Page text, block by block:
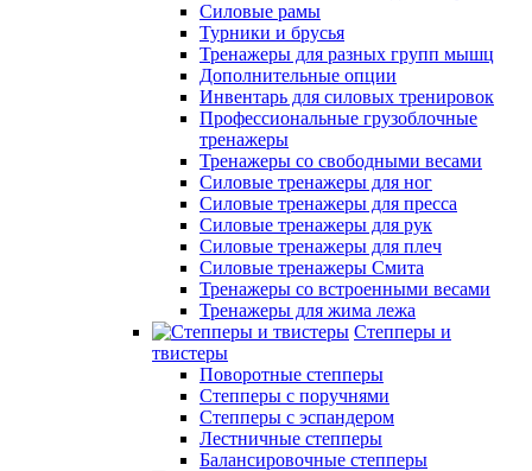
Силовые рамы
Турники и брусья
Тренажеры для разных групп мышц
Дополнительные опции
Инвентарь для силовых тренировок
Профессиональные грузоблочные
тренажеры
Тренажеры со свободными весами
Силовые тренажеры для ног
Силовые тренажеры для пресса
Силовые тренажеры для рук
Силовые тренажеры для плеч
Силовые тренажеры Смита
Тренажеры со встроенными весами
Тренажеры для жима лежа
Степперы и
твистеры
Поворотные степперы
Степперы с поручнями
Степперы с эспандером
Лестничные степперы
Балансировочные степперы